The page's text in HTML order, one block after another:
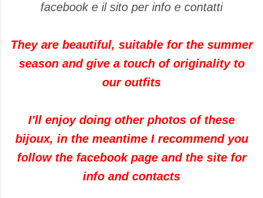
facebook e il sito per info e contatti
They are beautiful, suitable for the summer
season and give a touch of originality to
our outfits
I'll enjoy doing other photos of these
bijoux, in the meantime I recommend you
follow the facebook page and the site for
info and contacts